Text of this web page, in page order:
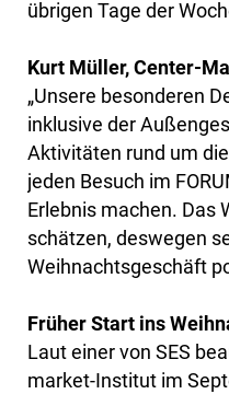
übrigen Tage der
Kurt Müller, Center-
„Unsere besonderen
inklusive der
Aktivitäten rund um
jeden Besuch im
Erlebnis machen. Das
schätzen, deswegen
Weihnachtsgeschäft
Früher Start ins
Laut einer von SES
market-Institut im